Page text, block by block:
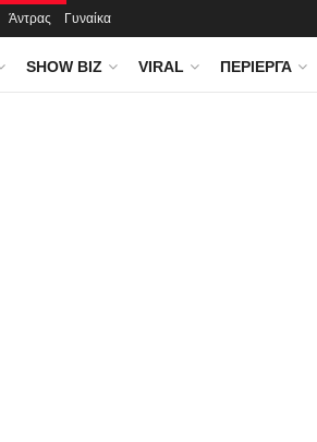
Άντρας Γυναίκα
SHOW BIZ VIRAL ΠΕΡΊΕΡΓΑ